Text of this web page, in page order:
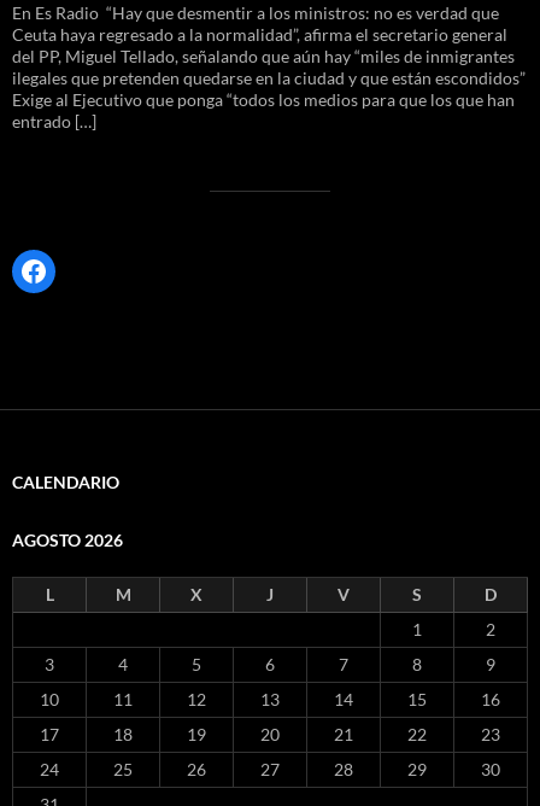
En Es Radio “Hay que desmentir a los ministros: no es verdad que
Ceuta haya regresado a la normalidad”, afirma el secretario general
del PP, Miguel Tellado, señalando que aún hay “miles de inmigrantes
ilegales que pretenden quedarse en la ciudad y que están escondidos”
Exige al Ejecutivo que ponga “todos los medios para que los que han
entrado […]
Facebook
CALENDARIO
AGOSTO 2026
L M X J V S
D
1
2
3
4 5 6 7 8
9
10
11 12 13 14 15
16
17
18 19 20 21 22
23
24
25 26 27 28 29
30